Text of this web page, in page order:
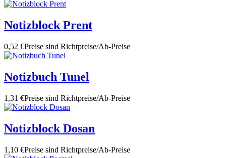
Notizblock Prent
0,52 €Preise sind Richtpreise/Ab-Preise
Notizbuch Tunel
1,31 €Preise sind Richtpreise/Ab-Preise
Notizblock Dosan
1,10 €Preise sind Richtpreise/Ab-Preise